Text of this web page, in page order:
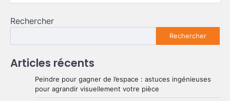
Rechercher
Rechercher
Articles récents
Peindre pour gagner de l’espace : astuces ingénieuses
pour agrandir visuellement votre pièce